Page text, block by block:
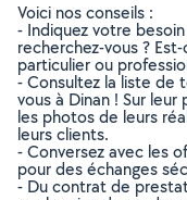
Voici nos conseils :
- Indiquez votre
recherchez-vous ?
particulier ou
- Consultez la liste de
vous à Dinan ! Sur
les photos de leurs
leurs clients.
- Conversez avec les
pour des échanges
- Du contrat de